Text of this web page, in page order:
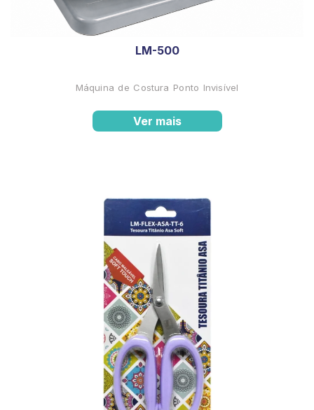
LM-500
Máquina de Costura Ponto Invisível
Ver mais